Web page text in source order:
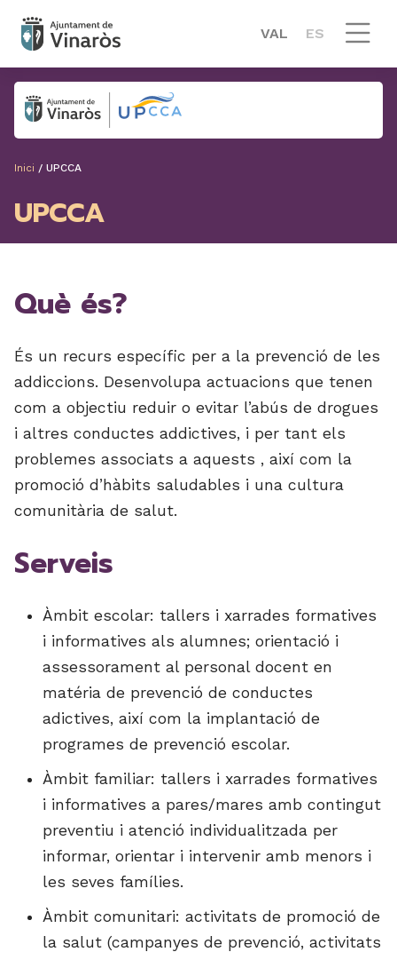
VAL ES
Inici / UPCCA
UPCCA
Què és?
És un recurs específic per a la prevenció de les
addiccions. Desenvolupa actuacions que tenen
com a objectiu reduir o evitar l’abús de drogues
i altres conductes addictives, i per tant els
problemes associats a aquests , així com la
promoció d’hàbits saludables i una cultura
comunitària de salut.
Serveis
Àmbit escolar: tallers i xarrades formatives
i informatives als alumnes; orientació i
assessorament al personal docent en
matéria de prevenció de conductes
adictives, així com la implantació de
programes de prevenció escolar.
Àmbit familiar: tallers i xarrades formatives
i informatives a pares/mares amb contingut
preventiu i atenció individualitzada per
informar, orientar i intervenir amb menors i
les seves famílies.
Àmbit comunitari: activitats de promoció de
la salut (campanyes de prevenció, activitats